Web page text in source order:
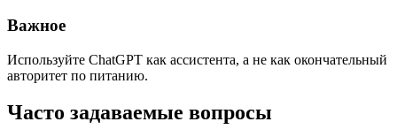
Важное
Используйте ChatGPT как ассистента, а не как окончательный
авторитет по питанию.
Часто задаваемые вопросы